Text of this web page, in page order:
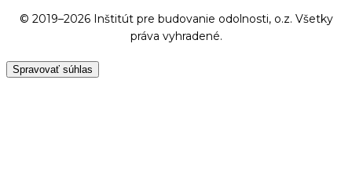
© 2019–2026 Inštitút pre budovanie odolnosti, o.z. Všetky
práva vyhradené.
Spravovať súhlas